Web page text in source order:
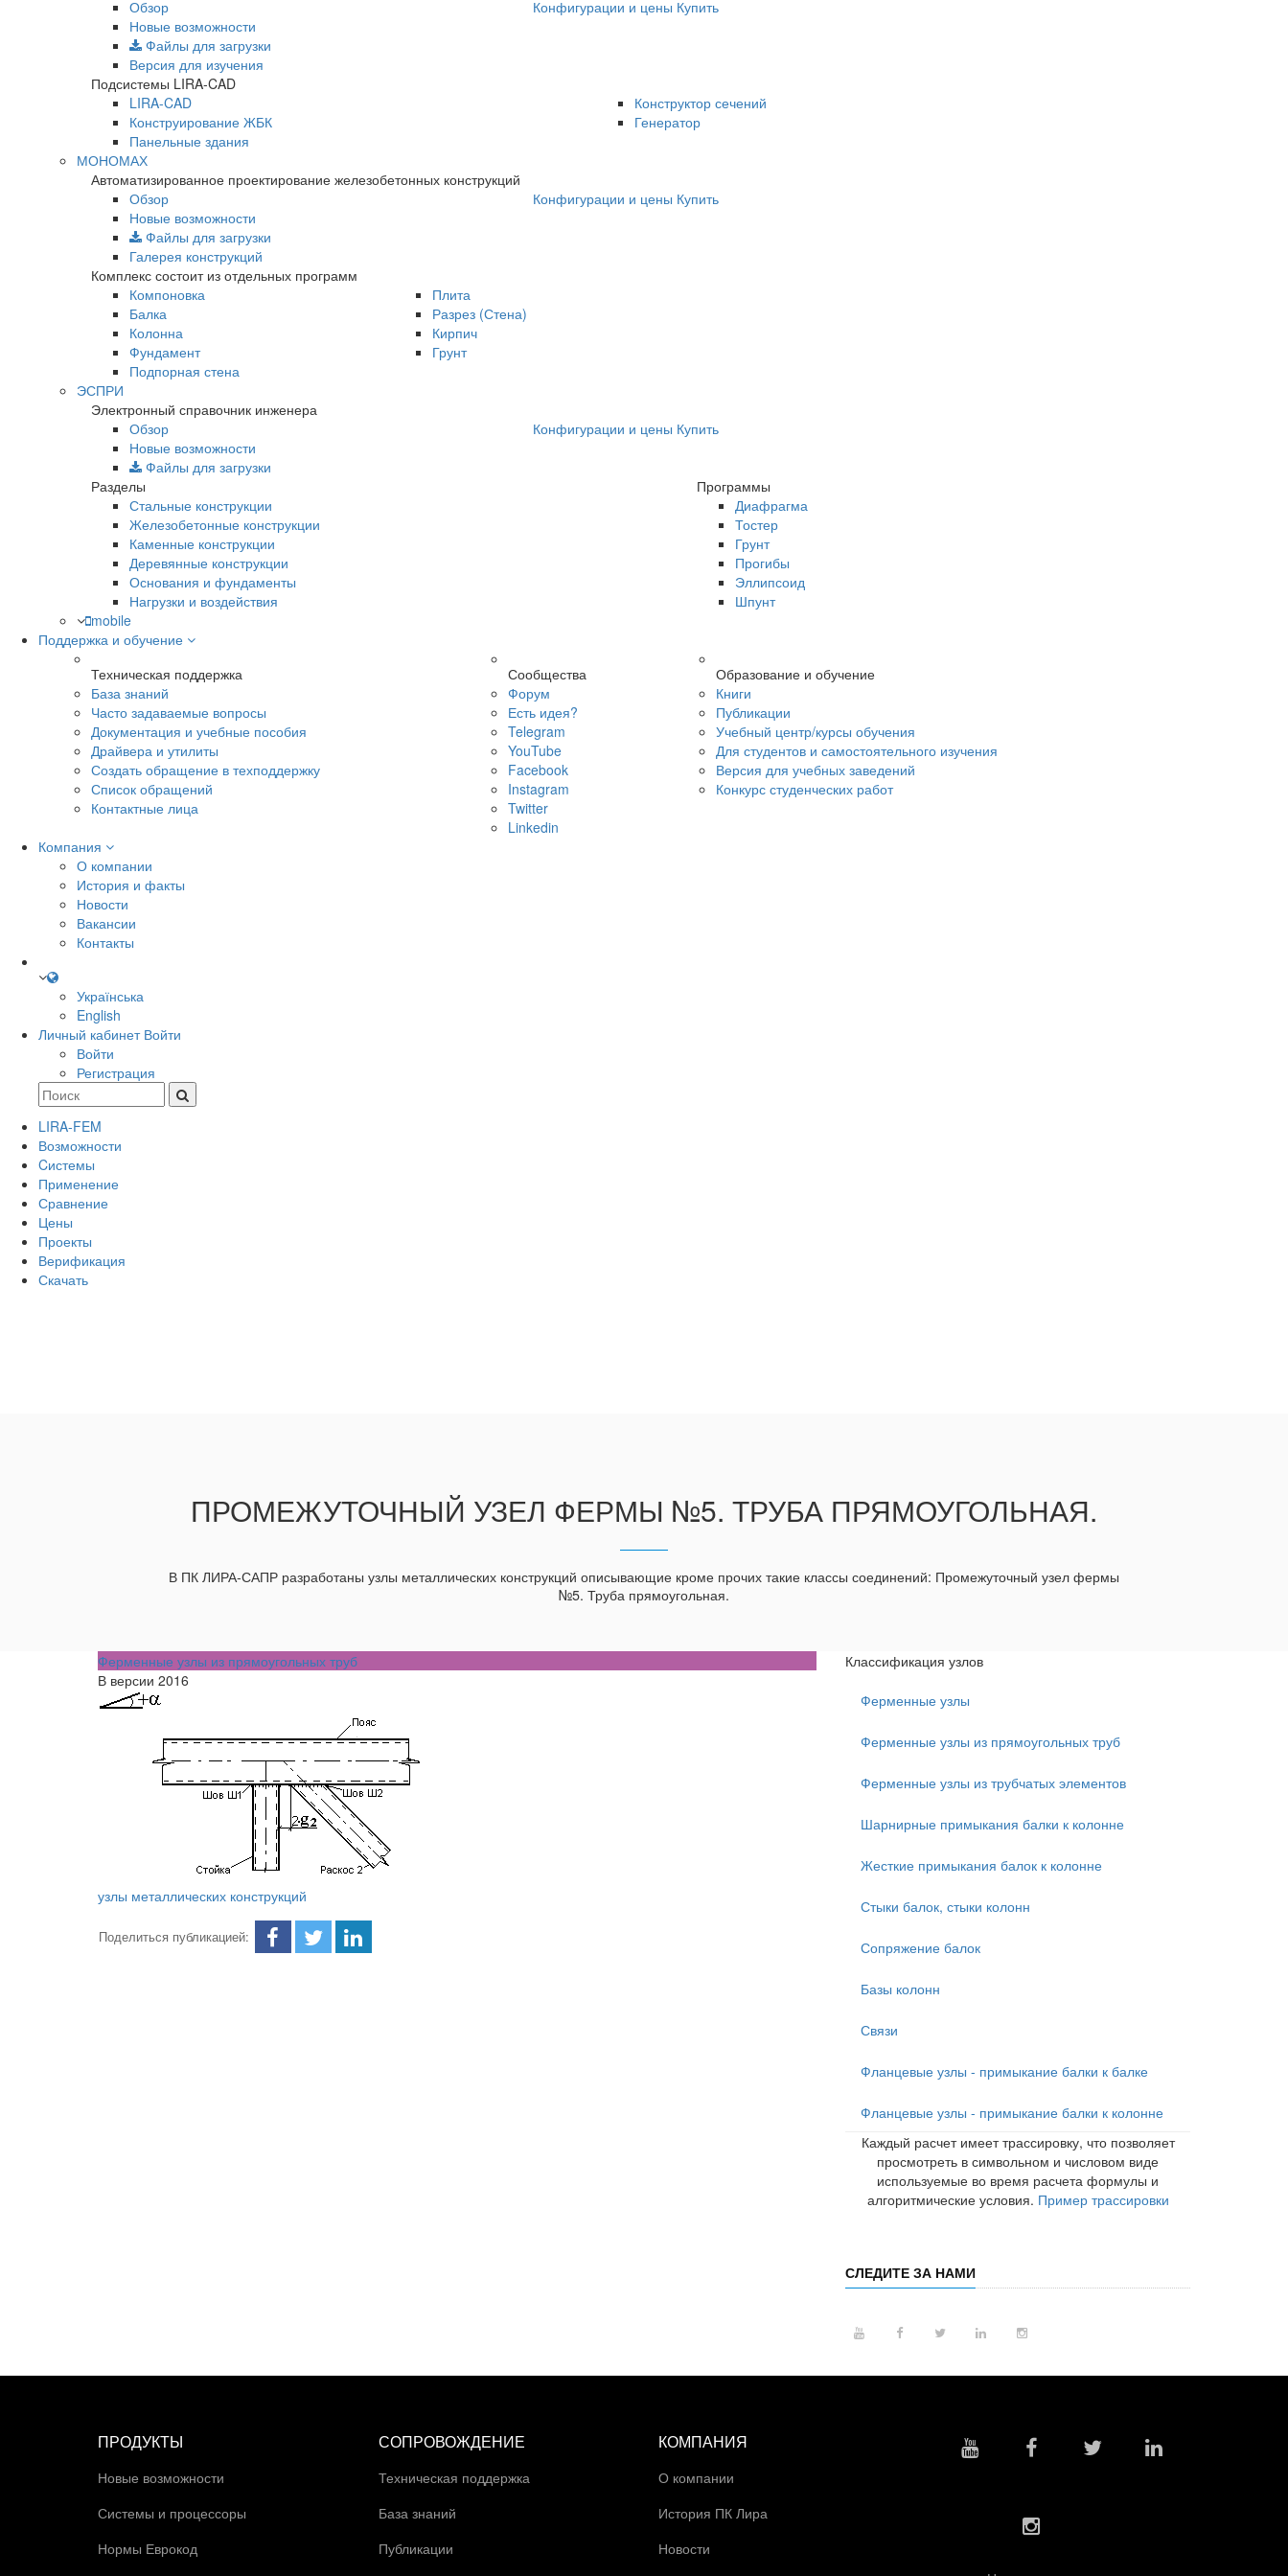
Обзор
Новые возможности
Файлы для загрузки
Версия для изучения
Конфигурации и цены Купить
Подсистемы LIRA-CAD
LIRA-CAD
Конструирование ЖБК
Панельные здания
Конструктор сечений
Генератор
МОНОМАХ
Автоматизированное проектирование железобетонных конструкций
Обзор
Новые возможности
Файлы для загрузки
Галерея конструкций
Конфигурации и цены Купить
Комплекс состоит из отдельных программ
Компоновка
Балка
Колонна
Фундамент
Подпорная стена
Плита
Разрез (Стена)
Кирпич
Грунт
ЭСПРИ
Электронный справочник инженера
Обзор
Новые возможности
Файлы для загрузки
Конфигурации и цены Купить
Разделы
Программы
Стальные конструкции
Железобетонные конструкции
Каменные конструкции
Деревянные конструкции
Основания и фундаменты
Нагрузки и воздействия
Диафрагма
Тостер
Грунт
Прогибы
Эллипсоид
Шпунт
mobile
Поддержка и обучение
Техническая поддержка
База знаний
Часто задаваемые вопросы
Документация и учебные пособия
Драйвера и утилиты
Создать обращение в техподдержку
Список обращений
Контактные лица
Сообщества
Форум
Есть идея?
Telegram
YouTube
Facebook
Instagram
Twitter
Linkedin
Образование и обучение
Книги
Публикации
Учебный центр/курсы обучения
Для студентов и самостоятельного изучения
Версия для учебных заведений
Конкурс студенческих работ
Компания
О компании
История и факты
Новости
Вакансии
Контакты
Українська
English
Личный кабинет Войти
Войти
Регистрация
LIRA-FEM
Возможности
Cистемы
Применение
Сравнение
Цены
Проекты
Верификация
Скачать
ПРОМЕЖУТОЧНЫЙ УЗЕЛ ФЕРМЫ №5. ТРУБА ПРЯМОУГОЛЬНАЯ.
В ПК ЛИРА-САПР разработаны узлы металлических конструкций описывающие кроме прочих такие классы соединений: Промежуточный узел фермы
№5. Труба прямоугольная.
Ферменные узлы из прямоугольных труб
В версии 2016
узлы металлических конструкций
Поделиться публикацией:
Классификация узлов
Ферменные узлы
Ферменные узлы из прямоугольных труб
Ферменные узлы из трубчатых элементов
Шарнирные примыкания балки к колонне
Жесткие примыкания балок к колонне
Стыки балок, стыки колонн
Сопряжение балок
Базы колонн
Связи
Фланцевые узлы - примыкание балки к балке
Фланцевые узлы - примыкание балки к колонне
Каждый расчет имеет трассировку, что позволяет
просмотреть в символьном и числовом виде
используемые во время расчета формулы и
алгоритмические условия. Пример трассировки
СЛЕДИТЕ ЗА НАМИ
ПРОДУКТЫ
Новые возможности
Системы и процессоры
Нормы Еврокод
СОПРОВОЖДЕНИЕ
Техническая поддержка
База знаний
Публикации
КОМПАНИЯ
О компании
История ПК Лира
Новости